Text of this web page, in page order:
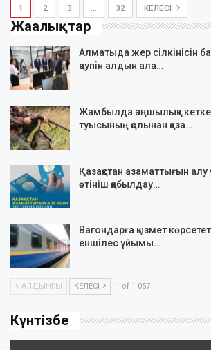
1 2 3 … 32 КЕЛЕСІ
Жаңалықтар
Алматыда жер сілкінісін
қаупін алдын ала…
Жамбылда аңшылыққа
туысының қолынан қаза…
Қазақстан азаматтығын алу
өтініш қабылдау…
Вагондарға қызмет
еншілес ұйымы…
АЛДЫҢҒЫ КЕЛЕСІ 1 of 1 057
Күнтізбе